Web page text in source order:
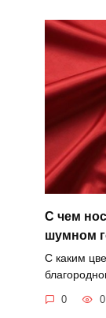
С чем
шумном
С каким
0 0